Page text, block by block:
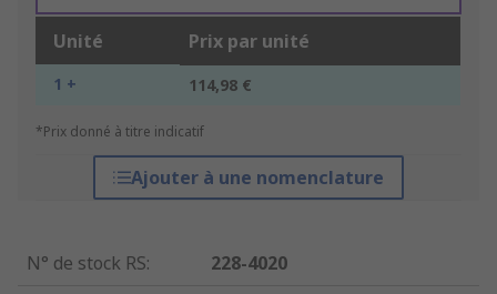
Unité Prix par unité
1 + 114,98 €
*Prix donné à titre indicatif
Ajouter à une nomenclature
N° de stock RS:
228-4020